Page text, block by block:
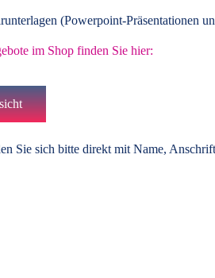
(Powerpoint-Präsentationen
im Shop finden Sie hier:
Sie sich bitte direkt mit Name,